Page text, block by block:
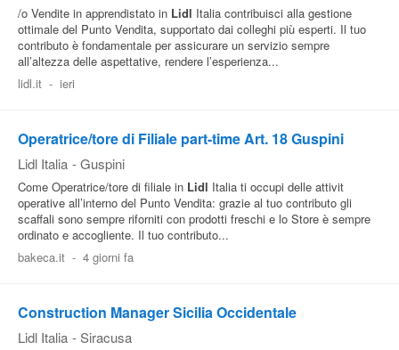
/o Vendite in apprendistato in Lidl Italia contribuisci alla gestione
ottimale del Punto Vendita, supportato dai colleghi più esperti. Il tuo
contributo è fondamentale per assicurare un servizio sempre
all’altezza delle aspettative, rendere l’esperienza...
lidl.it - ieri
Operatrice/tore di Filiale part-time Art. 18 Guspini
Lidl Italia - Guspini
Come Operatrice/tore di filiale in Lidl Italia ti occupi delle attivit
operative all’interno del Punto Vendita: grazie al tuo contributo gli
scaffali sono sempre riforniti con prodotti freschi e lo Store è sempre
ordinato e accogliente. Il tuo contributo...
bakeca.it - 4 giorni fa
Construction Manager Sicilia Occidentale
Lidl Italia - Siracusa